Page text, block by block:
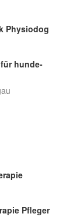
Physiodog
hunde-
Pfleger